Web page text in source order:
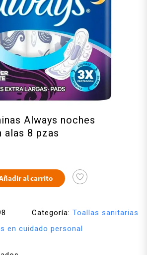
Always noches
alas 8 pzas
al carrito
Categoría: Toallas sanitarias
en cuidado personal